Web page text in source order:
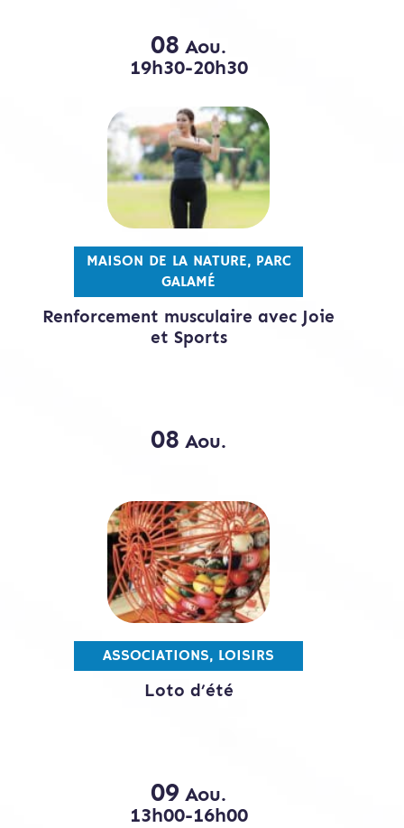
08 Aou.
19h30-20h30
MAISON DE LA NATURE, PARC
GALAMÉ
Renforcement musculaire avec Joie
et Sports
08 Aou.
ASSOCIATIONS, LOISIRS
Loto d’été
09 Aou.
13h00-16h00